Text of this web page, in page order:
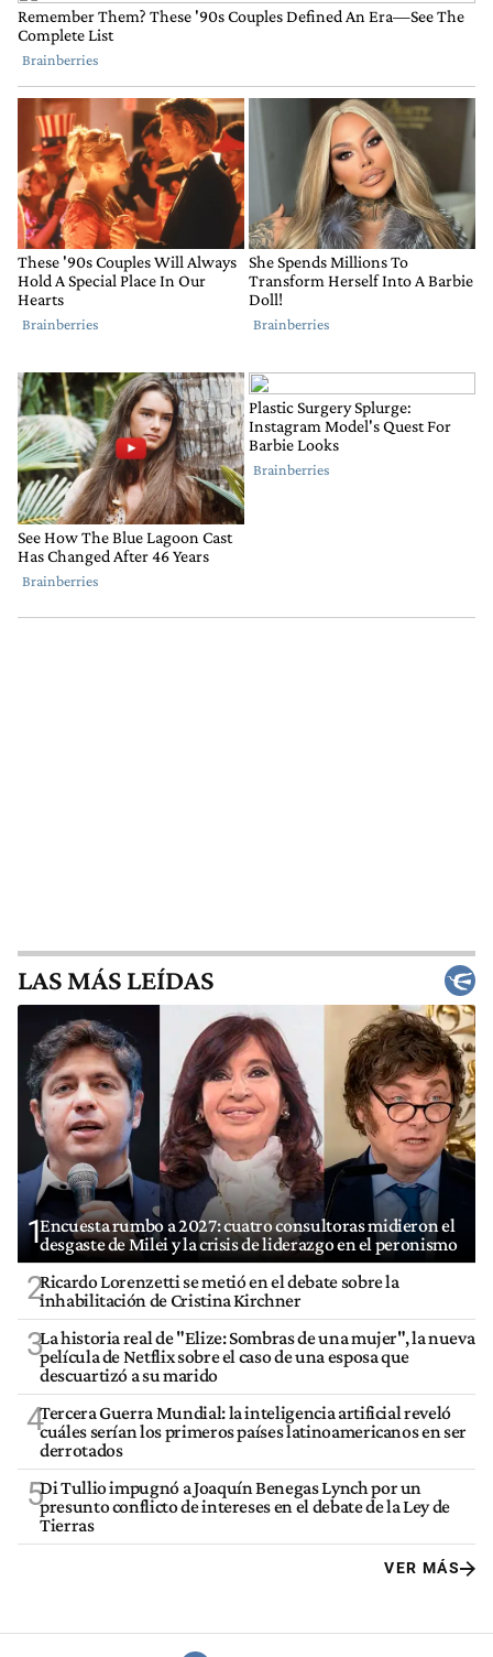
LAS MÁS LEÍDAS
1Encuesta rumbo a 2027: cuatro consultoras midieron el
desgaste de Milei y la crisis de liderazgo en el peronismo
2Ricardo Lorenzetti se metió en el debate sobre la
inhabilitación de Cristina Kirchner
3La historia real de "Elize: Sombras de una mujer", la nueva
película de Netflix sobre el caso de una esposa que
descuartizó a su marido
4Tercera Guerra Mundial: la inteligencia artificial reveló
cuáles serían los primeros países latinoamericanos en ser
derrotados
5Di Tullio impugnó a Joaquín Benegas Lynch por un
presunto conflicto de intereses en el debate de la Ley de
Tierras
VER MÁS